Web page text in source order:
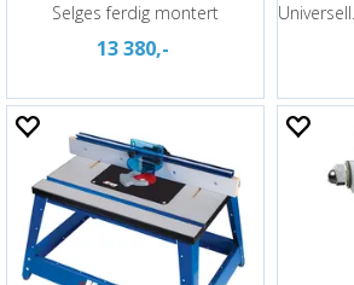
Selges ferdig montert
13 380,-